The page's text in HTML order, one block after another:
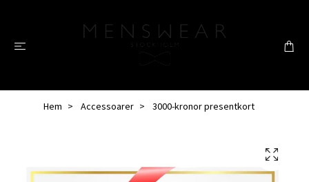
Hem Accessoarer 3000-kronor presentkort